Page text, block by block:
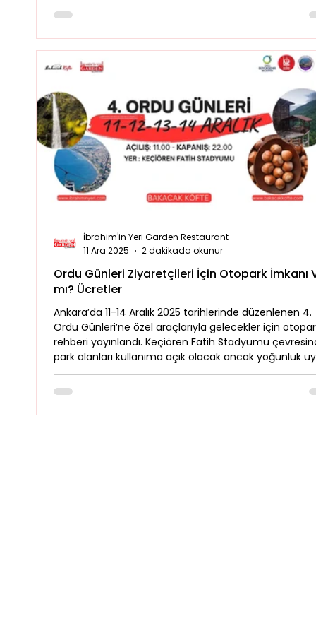
lezzetli bir molayla atan ziyaretçiler, etkinlik sonrası
durarak dönüş yolculuklarını tatlandırabilirler.
Ordu Günleri Ziyaretçileri İçin Otopark İmkanı
mı? Ücretler
Ankara’da 11-14 Aralık 2025 tarihlerinde düzenlenen 4.
Ordu Günleri’ne özel araçlarıyla gelecekler için
rehberi yayınlandı. Keçiören Fatih Stadyumu
park alanları kullanıma açık olacak ancak yoğunluk
yapıldı. Araçlarını park eden ziyaretçiler içeride
Köfte Food Truck ile lezzet molası verirken, etkinlik
İbrahim'in Yeri, geniş otoparkı ve lezzetiyle ideal bir
İbrahim'in Yeri Garden Restaurant
11 Ara 2025
2 dakikada okunur